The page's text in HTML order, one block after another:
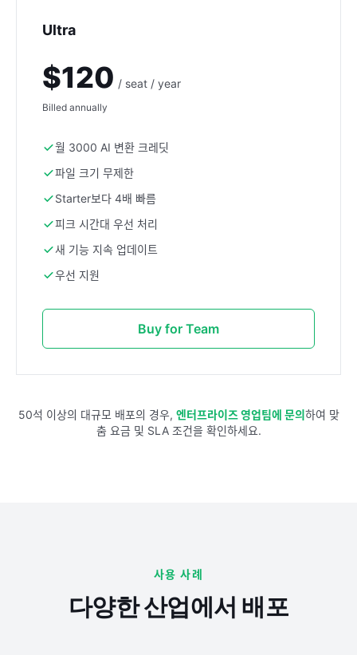
Ultra
$120 / seat / year
Billed annually
월 3000 AI 변환 크레딧
파일 크기 무제한
Starter보다 4배 빠름
피크 시간대 우선 처리
새 기능 지속 업데이트
우선 지원
Buy for Team
50석 이상의 대규모 배포의 경우, 엔터프라이즈 영업팀에 문의 하여 맞
춤 요금 및 SLA 조건을 확인하세요.
사용 사례
다양한 산업에서 배포